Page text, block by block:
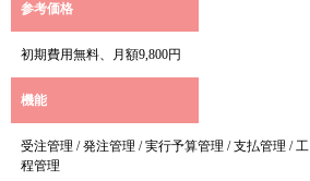
参考価格
初期費用無料、月額9,800円
機能
受注管理 / 発注管理 / 実行予算管理 / 支払管理 / 工
程管理